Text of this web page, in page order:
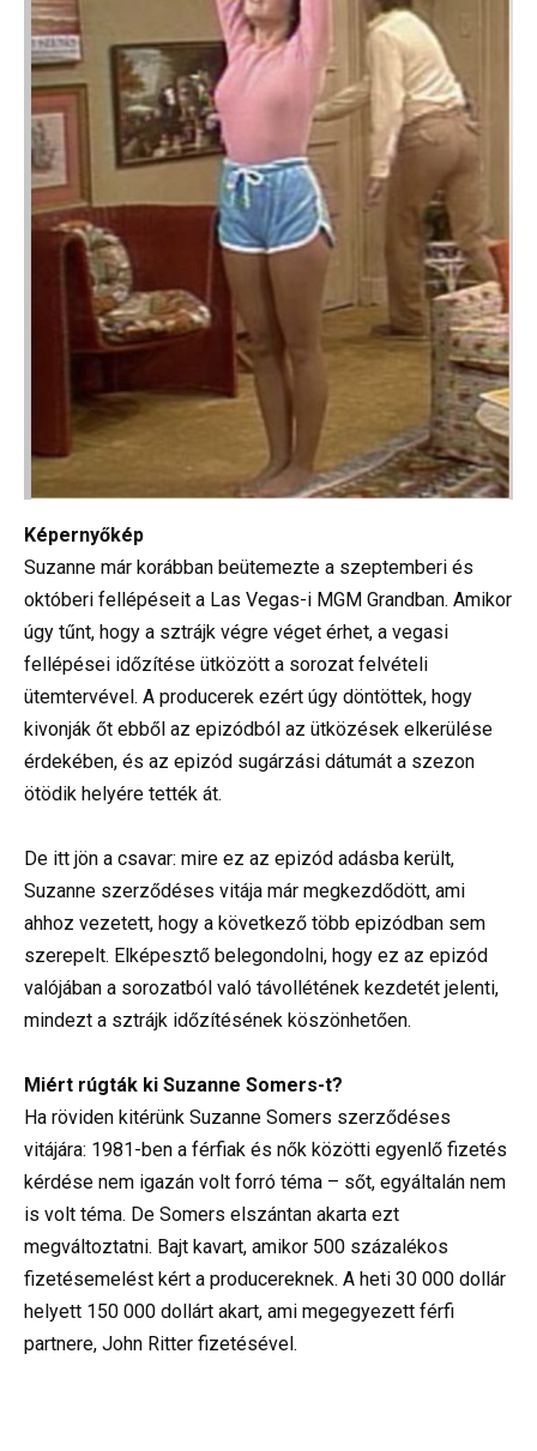
Képernyőkép
Suzanne már korábban beütemezte a szeptemberi és
októberi fellépéseit a Las Vegas-i MGM Grandban. Amikor
úgy tűnt, hogy a sztrájk végre véget érhet, a vegasi
fellépései időzítése ütközött a sorozat felvételi
ütemtervével. A producerek ezért úgy döntöttek, hogy
kivonják őt ebből az epizódból az ütközések elkerülése
érdekében, és az epizód sugárzási dátumát a szezon
ötödik helyére tették át.
De itt jön a csavar: mire ez az epizód adásba került,
Suzanne szerződéses vitája már megkezdődött, ami
ahhoz vezetett, hogy a következő több epizódban sem
szerepelt. Elképesztő belegondolni, hogy ez az epizód
valójában a sorozatból való távollétének kezdetét jelenti,
mindezt a sztrájk időzítésének köszönhetően.
Miért rúgták ki Suzanne Somers-t?
Ha röviden kitérünk Suzanne Somers szerződéses
vitájára: 1981-ben a férfiak és nők közötti egyenlő fizetés
kérdése nem igazán volt forró téma – sőt, egyáltalán nem
is volt téma. De Somers elszántan akarta ezt
megváltoztatni. Bajt kavart, amikor 500 százalékos
fizetésemelést kért a producereknek. A heti 30 000 dollár
helyett 150 000 dollárt akart, ami megegyezett férfi
partnere, John Ritter fizetésével.